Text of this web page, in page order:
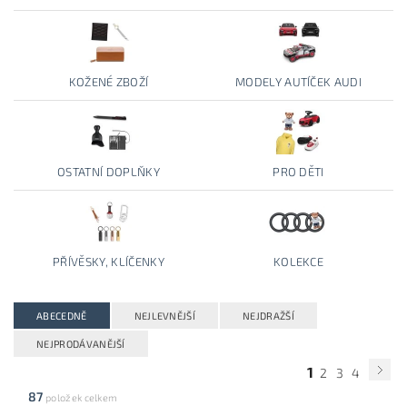
KOŽENÉ ZBOŽÍ MODELY AUTÍČEK AUDI
OSTATNÍ DOPLŇKY PRO DĚTI
PŘÍVĚSKY, KLÍČENKY KOLEKCE
ABECEDNĚ NEJLEVNĚJŠÍ NEJDRAŽŠÍ
NEJPRODÁVANĚJŠÍ
1 2 3
4
87 položek celkem